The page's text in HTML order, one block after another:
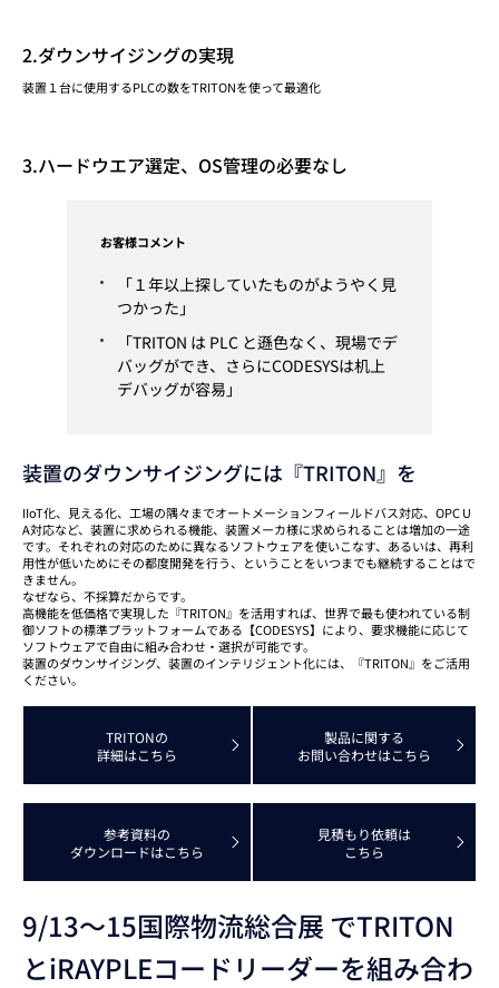
2.ダウンサイジングの実現
装置１台に使用するPLCの数をTRITONを使って最適化
3.ハードウエア選定、OS管理の必要なし
お客様コメント
「１年以上探していたものがようやく見
つかった」
「TRITON は PLC と遜色なく、現場でデ
バッグができ、さらにCODESYSは机上
デバッグが容易」
装置のダウンサイジングには『TRITON』を
IIoT化、見える化、工場の隅々までオートメーションフィールドバス対応、OPC U
A対応など、装置に求められる機能、装置メーカ様に求められることは増加の一途
です。それぞれの対応のために異なるソフトウェアを使いこなす、あるいは、再利
用性が低いためにその都度開発を行う、ということをいつまでも継続することはで
きません。
なぜなら、不採算だからです。
高機能を低価格で実現した『TRITON』を活用すれば、世界で最も使われている制
御ソフトの標準プラットフォームである【CODESYS】により、要求機能に応じて
ソフトウェアで自由に組み合わせ・選択が可能です。
装置のダウンサイジング、装置のインテリジェント化には、『TRITON』をご活用
ください。
TRITONの
詳細はこちら
製品に関する
お問い合わせはこちら
参考資料の
ダウンロードはこちら
見積もり依頼は
こちら
9/13～15国際物流総合展 でTRITON
とiRAYPLEコードリーダーを組み合わ